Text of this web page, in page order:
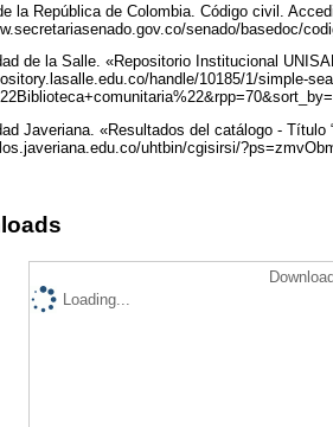
la República de Colombia. Código civil.
senado/basedoc/
de la Salle. «Repositorio Institucional
handle/10185/1/simple-
Javeriana. «Resultados del catálogo -
uhtbin/cgisirsi/
Loading...